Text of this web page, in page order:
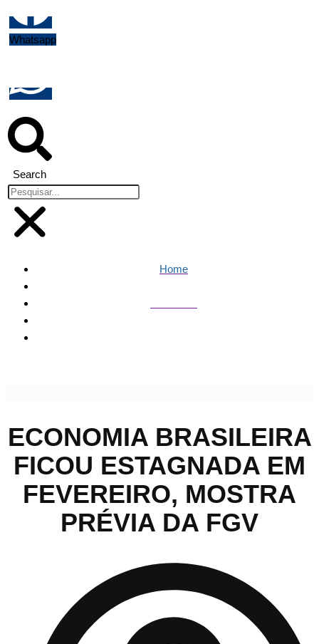
Whatsapp
Search
Home
ECONOMIA BRASILEIRA
FICOU ESTAGNADA EM
FEVEREIRO, MOSTRA
PRÉVIA DA FGV